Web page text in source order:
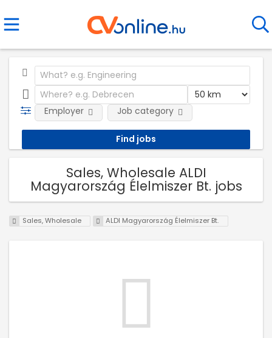
Employer Job category
Sales, Wholesale ALDI
Magyarország Élelmiszer Bt. jobs
Sales, Wholesale ALDI Magyarország Élelmiszer Bt.